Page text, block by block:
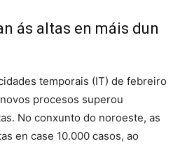
ás altas en máis dun
temporais (IT) de febreiro
procesos superou
. No conxunto do noroeste, as
en case 10.000 casos, ao